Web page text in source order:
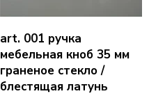
art. 001 ручка
мебельная кноб 35 мм
граненое стекло /
блестящая латунь